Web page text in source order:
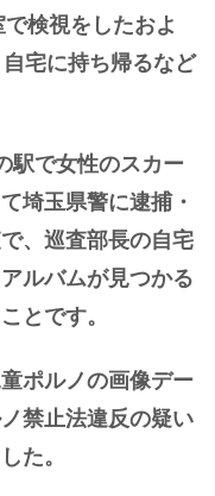
検視をしたおよ
宅に持ち帰るなど
駅で女性のスカー
埼玉県警に逮捕・
、巡査部長の自宅
ルバムが見つかる
とです。
ポルノの画像デー
禁止法違反の疑い
た。